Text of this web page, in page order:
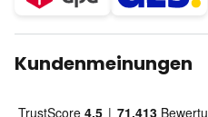
Kundenmeinungen